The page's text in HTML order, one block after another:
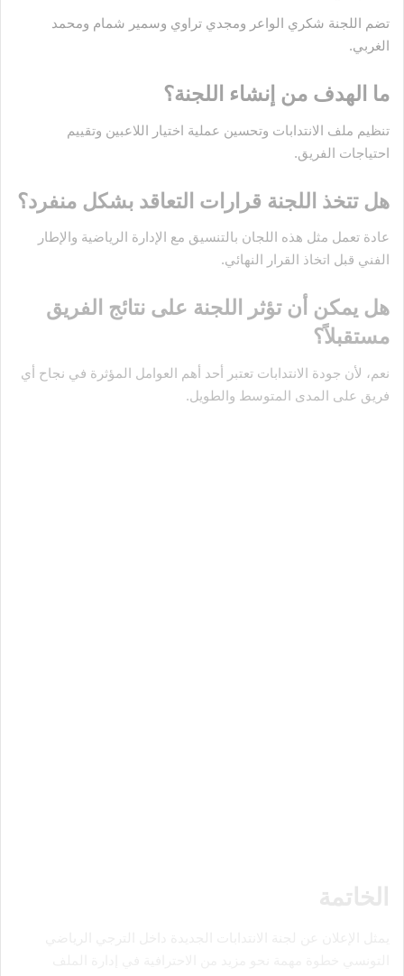
تضم اللجنة شكري الواعر ومجدي تراوي وسمير شمام ومحمد
الغربي.
ما الهدف من إنشاء اللجنة؟
تنظيم ملف الانتدابات وتحسين عملية اختيار اللاعبين وتقييم
احتياجات الفريق.
هل تتخذ اللجنة قرارات التعاقد بشكل منفرد؟
عادة تعمل مثل هذه اللجان بالتنسيق مع الإدارة الرياضية والإطار
الفني قبل اتخاذ القرار النهائي.
هل يمكن أن تؤثر اللجنة على نتائج الفريق
مستقبلاً؟
نعم، لأن جودة الانتدابات تعتبر أحد أهم العوامل المؤثرة في نجاح أي
فريق على المدى المتوسط والطويل.
الخاتمة